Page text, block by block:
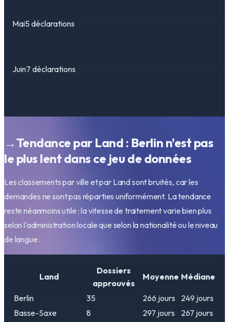
Mai5 déclarations
Juin7 déclarations
→Tendance par Land : Berlin n'est pas
le plus lent dans ce jeu de données
Les classements par ville et par Land sont bruités, car les
demandes ne sont pas réparties uniformément. La tendance
reste néanmoins utile : la vitesse de traitement varie bien plus
selon l'administration locale que selon la nationalité ou le niveau
de langue.
Land
Dossiers
approuvés
Moyenne Médiane
Berlin 35 266 jours 249 jours
Basse-Saxe
8 297 jours 267 jours